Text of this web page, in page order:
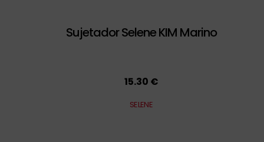
Sujetador Selene KIM Marino
15.30 €
SELENE